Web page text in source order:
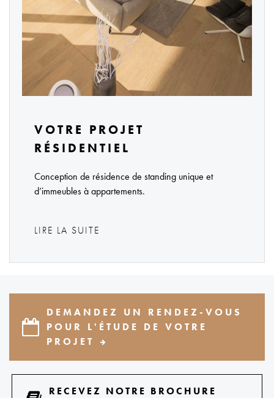
VOTRE PROJET
RÉSIDENTIEL
Conception de résidence de standing unique et
d’immeubles à appartements.
LIRE LA SUITE
DEMANDEZ UN RENDEZ-VOUS
POUR L'ÉTUDE DE VOTRE
PROJET
RECEVEZ NOTRE BROCHURE